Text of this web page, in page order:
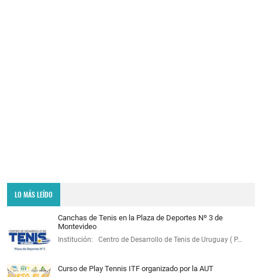
LO MÁS LEÍDO
Canchas de Tenis en la Plaza de Deportes Nº 3 de
Montevideo
Institución: Centro de Desarrollo de Tenis de Uruguay ( P…
Curso de Play Tennis ITF organizado por la AUT